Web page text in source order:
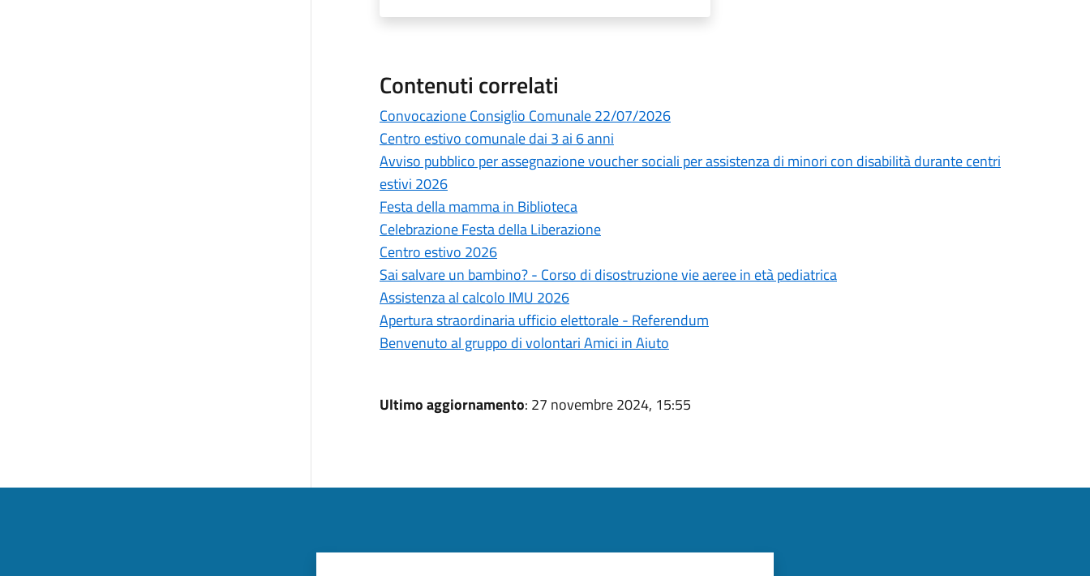
Contenuti correlati
Convocazione Consiglio Comunale 22/07/2026
Centro estivo comunale dai 3 ai 6 anni
Avviso pubblico per assegnazione voucher sociali per assistenza di minori con disabilità durante centri
estivi 2026
Festa della mamma in Biblioteca
Celebrazione Festa della Liberazione
Centro estivo 2026
Sai salvare un bambino? - Corso di disostruzione vie aeree in età pediatrica
Assistenza al calcolo IMU 2026
Apertura straordinaria ufficio elettorale - Referendum
Benvenuto al gruppo di volontari Amici in Aiuto
Ultimo aggiornamento: 27 novembre 2024, 15:55